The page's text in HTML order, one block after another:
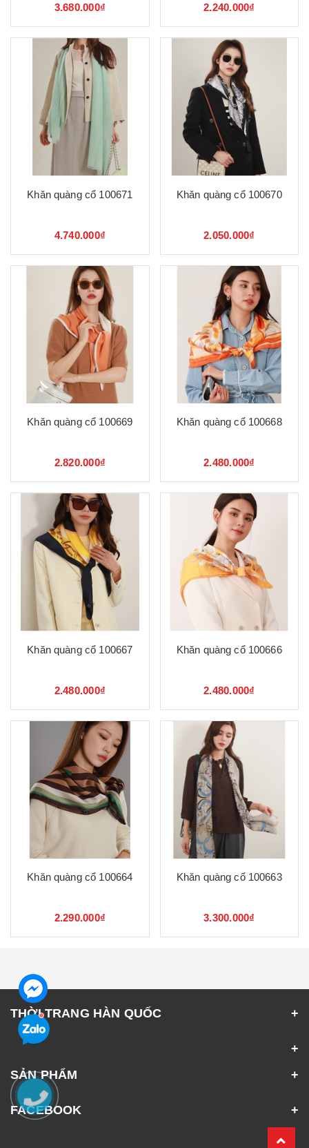
3.680.000₫ 2.240.000₫
Khăn quàng cổ 100671
4.740.000₫
Khăn quàng cổ 100670
2.050.000₫
Khăn quàng cổ 100669
2.820.000₫
Khăn quàng cổ 100668
2.480.000₫
Khăn quàng cổ 100667
2.480.000₫
Khăn quàng cổ 100666
2.480.000₫
Khăn quàng cổ 100664
2.290.000₫
Khăn quàng cổ 100663
3.300.000₫
THỜI TRANG HÀN QUỐC
SẢN PHẨM
FACEBOOK